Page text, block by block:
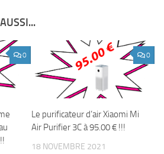
0 0
Le purificateur d’air Xiaomi Mi
Air Purifier 3C à 95.00 € !!!
18 NOVEMBRE 2021